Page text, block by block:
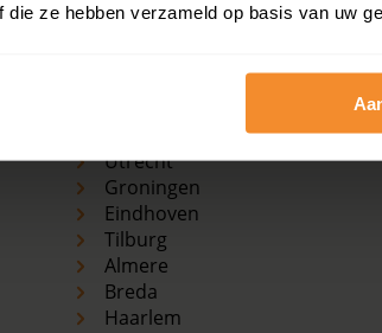
die ze hebben verzameld op basis van uw
Grootste
Utrecht
Groningen
Eindhoven
Tilburg
Almere
Breda
Haarlem